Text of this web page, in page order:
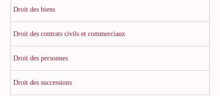
Droit des biens
Droit des contrats civils et commerciaux
Droit des personnes
Droit des successions